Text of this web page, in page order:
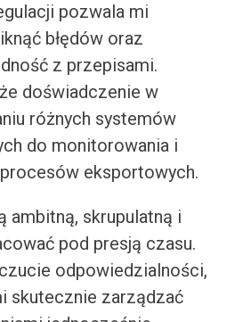
pozwala mi
błędów oraz
z przepisami.
doświadczenie w
różnych systemów
do monitorowania i
eksportowych.
ambitną, skrupulatną i
pod presją czasu.
odpowiedzialności,
skutecznie zarządzać